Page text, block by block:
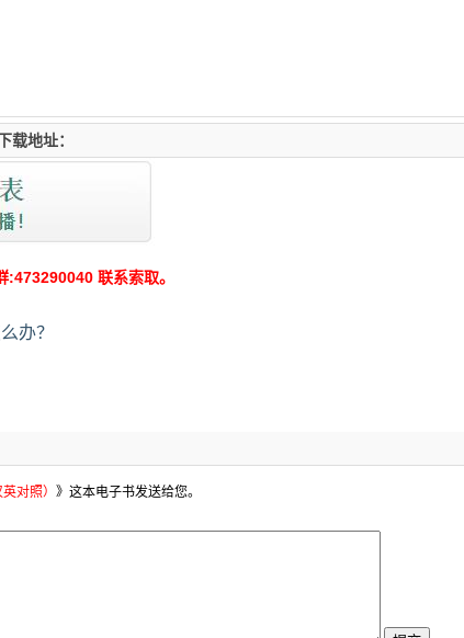
载地址：
联系索取。
办？
对照） 》这本电子书发送给您。